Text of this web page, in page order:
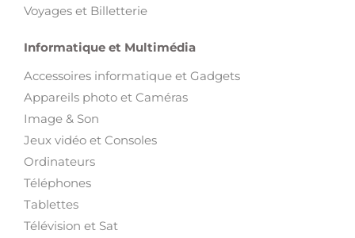
Voyages et Billetterie
Informatique et Multimédia
Accessoires informatique et Gadgets
Appareils photo et Caméras
Image & Son
Jeux vidéo et Consoles
Ordinateurs
Téléphones
Tablettes
Télévision et Sat